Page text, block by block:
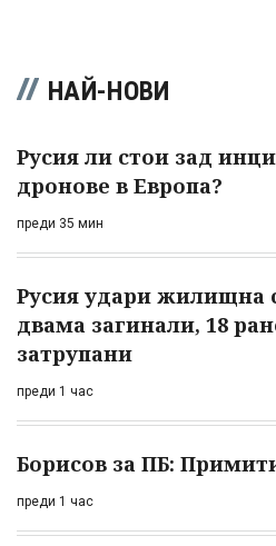
НАЙ-НОВИ
Русия ли стои зад
дронове в Европа?
преди 35 мин
Русия удари жилищна
двама загинали, 18
затрупани
преди 1 час
Борисов за ПБ:
преди 1 час